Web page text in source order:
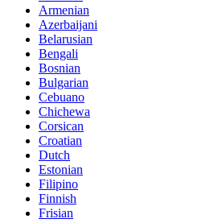
Armenian
Azerbaijani
Belarusian
Bengali
Bosnian
Bulgarian
Cebuano
Chichewa
Corsican
Croatian
Dutch
Estonian
Filipino
Finnish
Frisian